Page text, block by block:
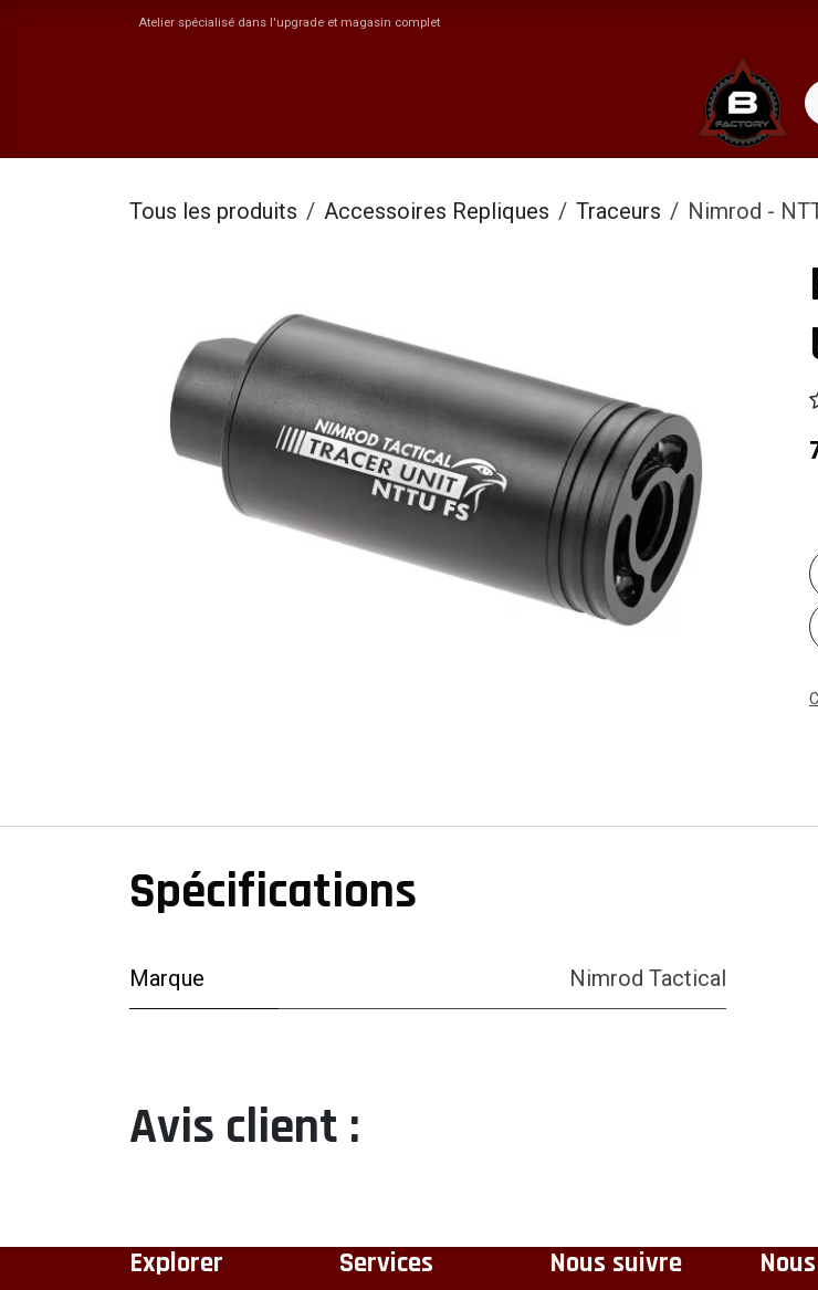
Se rendre au contenuAtelier spécialisé dans l'upgrade et magasin complet
Tous les produits Accessoires Repliques Traceurs Nimrod -
Spécifications
Marque Nimrod Tactical
Avis client :
Explorer Services Nous suivre